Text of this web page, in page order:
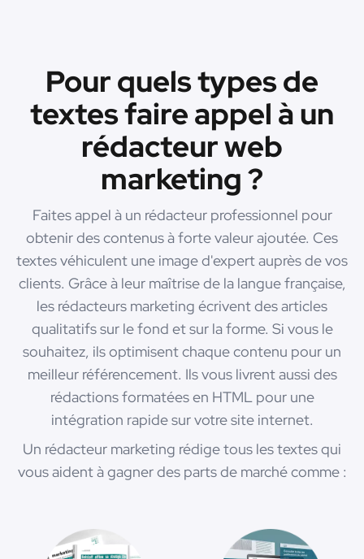
Pour quels types de
textes faire appel à un
rédacteur web
marketing ?
Faites appel à un rédacteur professionnel pour
obtenir des contenus à forte valeur ajoutée. Ces
textes véhiculent une image d'expert auprès de vos
clients. Grâce à leur maîtrise de la langue française,
les rédacteurs marketing écrivent des articles
qualitatifs sur le fond et sur la forme. Si vous le
souhaitez, ils optimisent chaque contenu pour un
meilleur référencement. Ils vous livrent aussi des
rédactions formatées en HTML pour une
intégration rapide sur votre site internet.
Un rédacteur marketing rédige tous les textes qui
vous aident à gagner des parts de marché comme :